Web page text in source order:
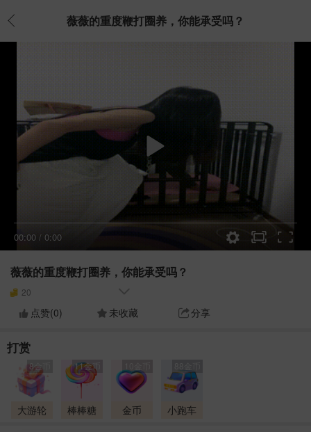
薇薇的重度鞭打圈养，你能承受吗？
00:00 / 0:00
薇薇的重度鞭打圈养，你能承受吗？
20
点赞(0) 未收藏 分享
打赏
大游轮
8金币
棒棒糖
11金币
金币 小跑车